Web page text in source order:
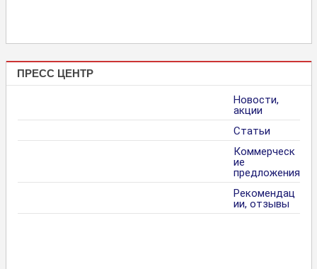
ПРЕСС ЦЕНТР
Новости,
акции
Статьи
Коммерческ
ие
предложения
Рекомендац
ии, отзывы